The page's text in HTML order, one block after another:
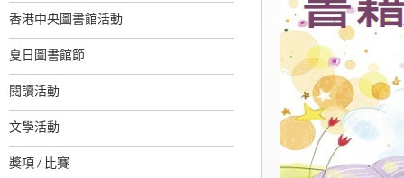
香港中央圖書館活動
夏日圖書館節
閱讀活動
文學活動
獎項 / 比賽